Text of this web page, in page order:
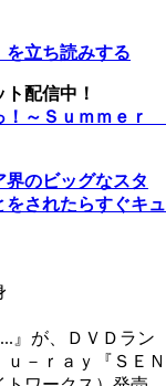
立ち読みする
配信中！
！～Ｓｕｍｍｅｒ
のビッグなスタ
されたらすぐキュ
』が、ＤＶＤラン
－ｒａｙ『ＳＥＮ